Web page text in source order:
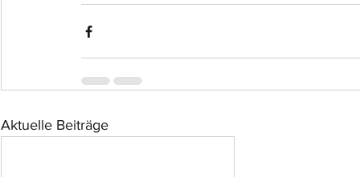
Aktuelle Beiträge